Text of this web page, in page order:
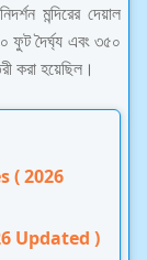
মন্দিরের দেয়াল
ফুট দৈর্ঘ্য এবং ৩৫০
করা হয়েছিল।
( 2026
Updated )